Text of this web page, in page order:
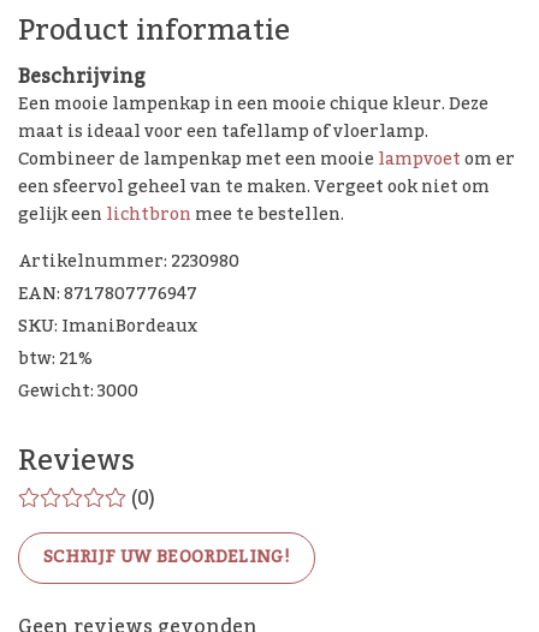
Product informatie
Beschrijving
Een mooie lampenkap in een mooie chique kleur. Deze
maat is ideaal voor een tafellamp of vloerlamp.
Combineer de lampenkap met een mooielampvoetom er
een sfeervol geheel van te maken. Vergeet ook niet om
gelijk eenlichtbronmee te bestellen.
Artikelnummer: 2230980
EAN: 8717807776947
SKU: ImaniBordeaux
btw: 21%
Gewicht: 3000
Reviews
(0)
SCHRIJF UW BEOORDELING!